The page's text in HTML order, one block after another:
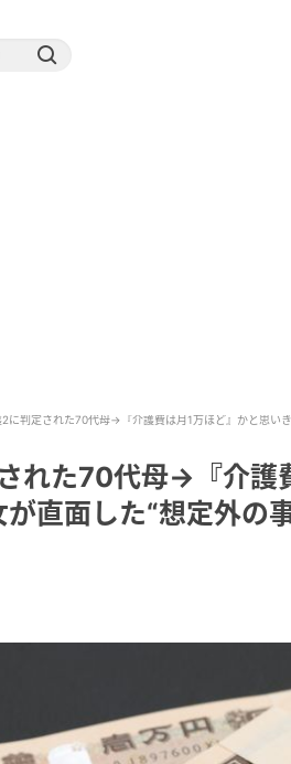
2に判定された70代母→『介護費は月1万ほど』かと思い
れた70代母→『介護
直面した“想定外の